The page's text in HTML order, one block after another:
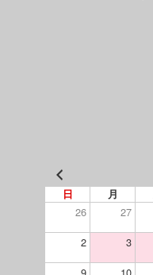
日 月
26 27
2
3